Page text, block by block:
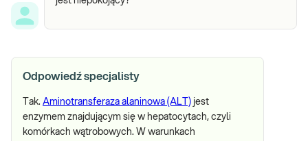
Odpowiedź specjalisty
Tak. Aminotransferaza alaninowa (ALT) jest
enzymem znajdującym się w hepatocytach, czyli
komórkach wątrobowych. W warunkach